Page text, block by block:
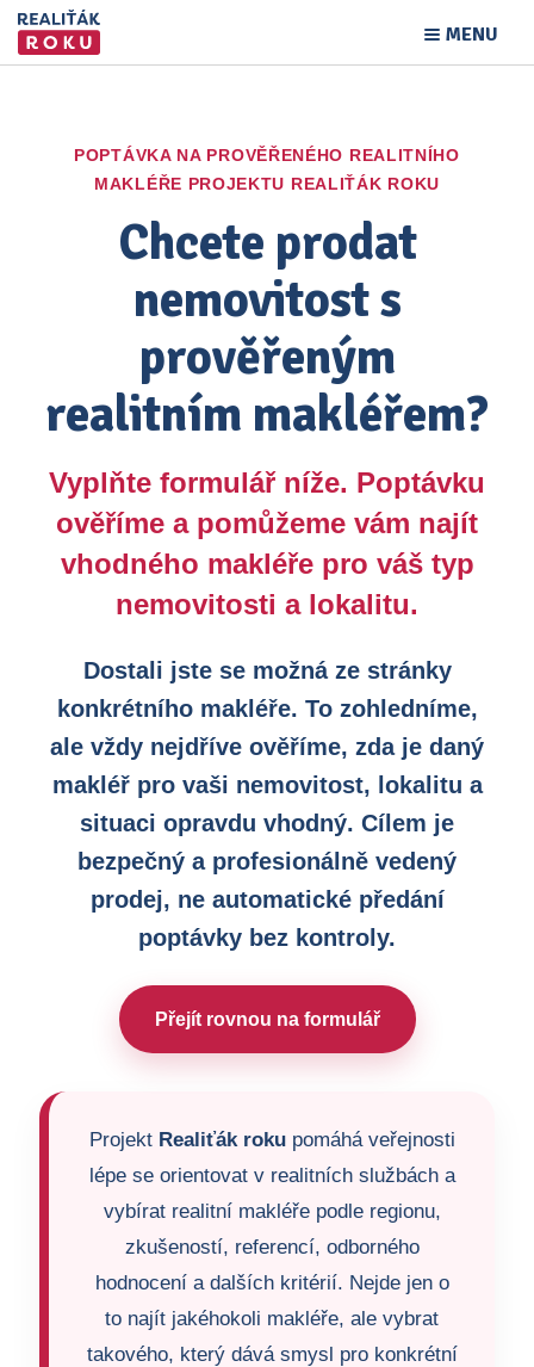
MENU
POPTÁVKA NA PROVĚŘENÉHO REALITNÍHO
MAKLÉŘE PROJEKTU REALIŤÁK ROKU
Chcete prodat
nemovitost s
prověřeným
realitním makléřem?
Vyplňte formulář níže. Poptávku
ověříme a pomůžeme vám najít
vhodného makléře pro váš typ
nemovitosti a lokalitu.
Dostali jste se možná ze stránky
konkrétního makléře. To zohledníme,
ale vždy nejdříve ověříme, zda je daný
makléř pro vaši nemovitost, lokalitu a
situaci opravdu vhodný. Cílem je
bezpečný a profesionálně vedený
prodej, ne automatické předání
poptávky bez kontroly.
Přejít rovnou na formulář
Projekt Realiťák rokupomáhá veřejnosti
lépe se orientovat v realitních službách a
vybírat realitní makléře podle regionu,
zkušeností, referencí, odborného
hodnocení a dalších kritérií. Nejde jen o
to najít jakéhokoli makléře, ale vybrat
takového, který dává smysl pro konkrétní